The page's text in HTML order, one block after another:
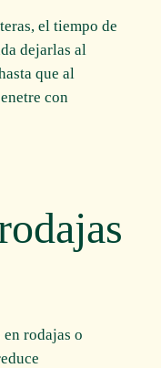
el tiempo de
dejarlas al
que al
con
rodajas o